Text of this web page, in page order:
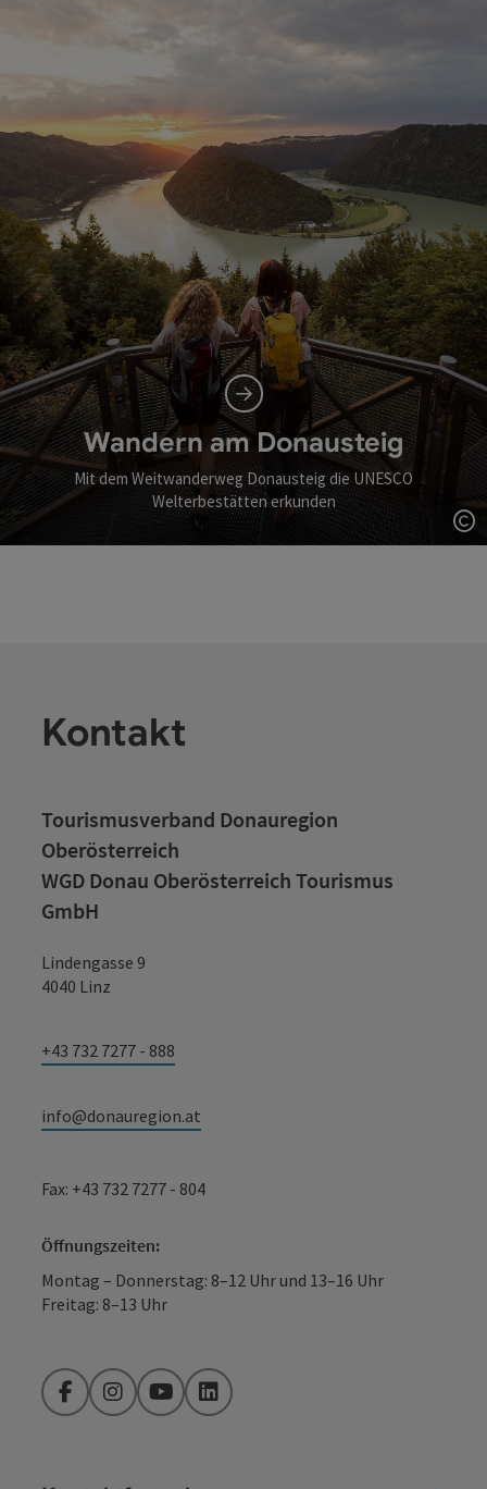
Wandern am Donausteig
Mit dem Weitwanderweg Donausteig die UNESCO
Welterbestätten erkunden
Kontakt
Tourismusverband Donauregion
Oberösterreich
WGD Donau Oberösterreich Tourismus
GmbH
Lindengasse 9
4040 Linz
+43 732 7277 - 888
info@donauregion.at
Fax: +43 732 7277 - 804
Öffnungszeiten:
Montag – Donnerstag: 8–12 Uhr und 13–16 Uhr
Freitag: 8–13 Uhr
FacebookInstagramYouTubeLinkedIn